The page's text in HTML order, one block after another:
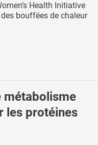
Health Initiative
bouffées de chaleur
métabolisme
les protéines